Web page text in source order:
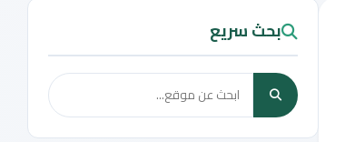
بحث سريع